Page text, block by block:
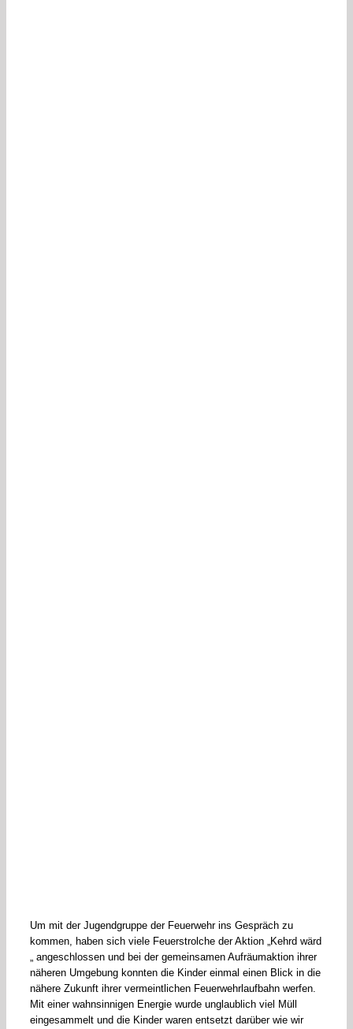
Um mit der Jugendgruppe der Feuerwehr ins Gespräch zu
kommen, haben sich viele Feuerstrolche der Aktion „Kehrd wärd
„ angeschlossen und bei der gemeinsamen Aufräumaktion ihrer
näheren Umgebung konnten die Kinder einmal einen Blick in die
nähere Zukunft ihrer vermeintlichen Feuerwehrlaufbahn werfen.
Mit einer wahnsinnigen Energie wurde unglaublich viel Müll
eingesammelt und die Kinder waren entsetzt darüber wie wir